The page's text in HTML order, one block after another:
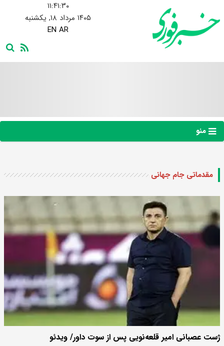
۱۱:۴۱:۳۱
۱۴۰۵ مرداد ۱۸, یکشنبه
EN AR
منو
مقدماتی جام جهانی
ژست عصبانی امیر قلعه‌نویی پس از سوت داور/ ویدئو